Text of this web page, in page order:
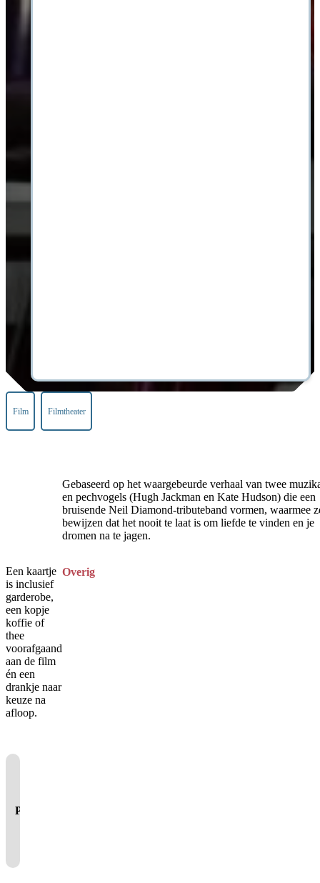
Film Filmtheater
Gebaseerd op het waargebeurde verhaal van twee
en pechvogels (Hugh Jackman en Kate Hudson) die een
bruisende Neil Diamond-tributeband vormen, waarmee
bewijzen dat het nooit te laat is om liefde te vinden en je
dromen na te jagen.
Een kaartje
is inclusief
garderobe,
een kopje
koffie of
thee
voorafgaand
aan de film
én een
drankje naar
keuze na
afloop.
Overig
Pas